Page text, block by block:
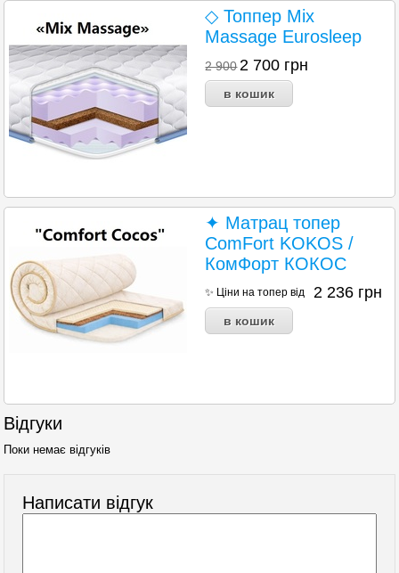
◇ Топпер Mix
Massage Eurosleep
2 9002 700 грн
✦ Матрац топер
ComFort KOKOS /
КомФорт КОКОС
✨ Ціни на топер від 2 236 грн
Відгуки
Поки немає відгуків
Написати відгук